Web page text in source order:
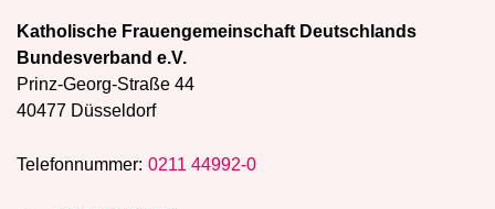
Katholische Frauengemeinschaft Deutschlands
Bundesverband e.V.
Prinz-Georg-Straße 44
40477 Düsseldorf
Telefonnummer: 0211 44992-0